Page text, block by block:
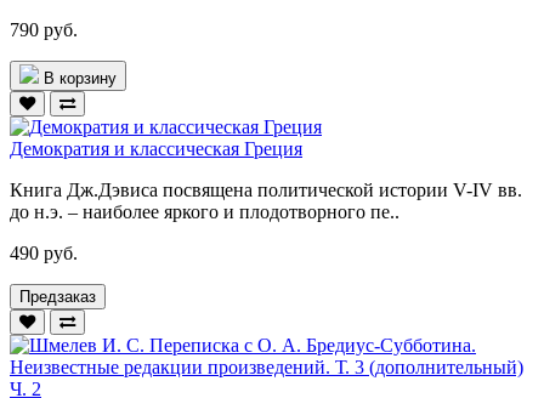
790 руб.
В корзину
Демократия и классическая Греция
Книга Дж.Дэвиса посвящена политической истории V-IV вв.
до н.э. – наиболее яркого и плодотворного пе..
490 руб.
Предзаказ